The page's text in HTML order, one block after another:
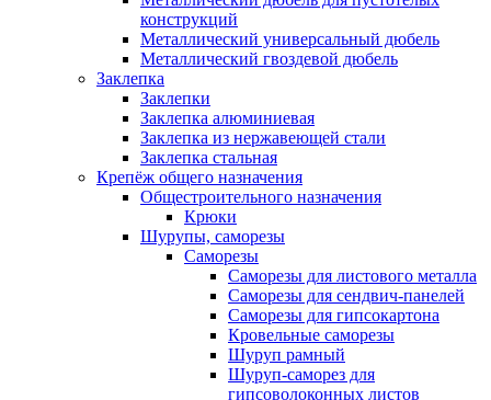
конструкций
Металлический универсальный дюбель
Металлический гвоздевой дюбель
Заклепка
Заклепки
Заклепка алюминиевая
Заклепка из нержавеющей стали
Заклепка стальная
Крепёж общего назначения
Общестроительного назначения
Крюки
Шурупы, саморезы
Саморезы
Саморезы для листового металла
Саморезы для сендвич-панелей
Саморезы для гипсокартона
Кровельные саморезы
Шуруп рамный
Шуруп-саморез для
гипсоволоконных листов